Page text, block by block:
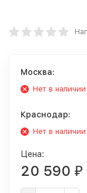
Москва:
Нет в наличии
Краснодар:
Нет в наличии
Цена:
20 590 ₽